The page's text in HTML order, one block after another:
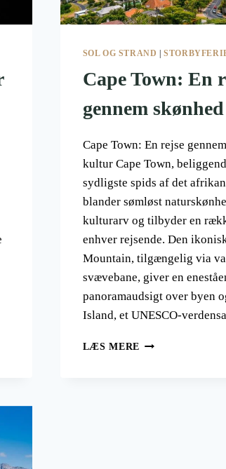
SOL OG STRAND |
Cape Town: En
gennem
Cape Town: En rejse
kultur Cape Town,
sydligste spids af det
blander sømløst
kulturarv og tilbyder en
enhver rejsende. Den
Mountain, tilgængelig via
svævebane, giver en
panoramaudsigt over byen
Island, et UNESCO-
LÆS MERE CAPE